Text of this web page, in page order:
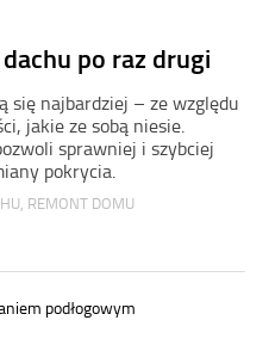
po raz drugi
się najbardziej – ze względu
jakie ze sobą niesie.
sprawniej i szybciej
pokrycia.
, REMONT DOMU